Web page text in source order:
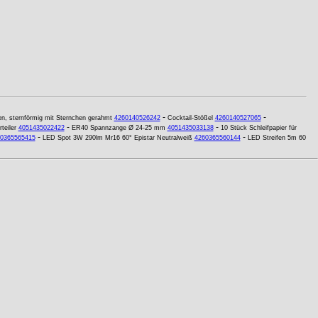
sternförmig mit Sternchen gerahmt 4260140526242- Cocktail-Stößel 4260140527065-
4051435022422- ER40 Spannzange Ø 24-25 mm 4051435033138- 10 Stück Schleifpapier für
- LED Spot 3W 290lm Mr16 60° Epistar Neutralweiß 4260365560144- LED Streifen 5m 60